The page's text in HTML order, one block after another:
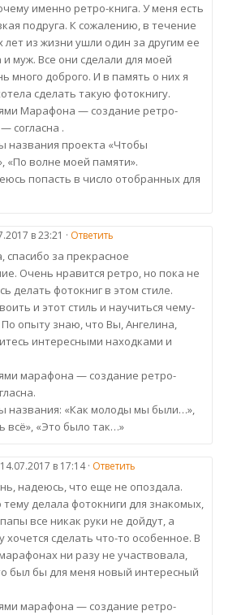
именно ретро-книга. У меня есть
подруга. К сожалению, в течение
лет из жизни ушли один за другим ее
муж. Все они сделали для моей
много доброго. И в память о них я
сделать такую фотокнигу.
Марафона — создание ретро-
согласна .
названия проекта «Чтобы
«По волне моей памяти».
попасть в число отобранных для
в 23:21 · Ответить
спасибо за прекрасное
Очень нравится ретро, но пока не
делать фотокниг в этом стиле.
и этот стиль и научиться чему-
опыту знаю, что Вы, Ангелина,
интересными находками и
марафона — создание ретро-
названия: «Как молоды мы были…»,
всё», «Это было так…»
14.07.2017 в 17:14 · Ответить
надеюсь, что еще не опоздала.
тему делала фотокниги для знакомых,
все никак руки не дойдут, а
хочется сделать что-то особенное. В
ни разу не участвовала,
был бы для меня новый интересный
марафона — создание ретро-